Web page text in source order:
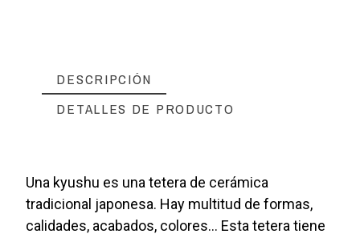
DESCRIPCIÓN
DETALLES DE PRODUCTO
Una kyushu es una tetera de cerámica
tradicional japonesa. Hay multitud de formas,
calidades, acabados, colores... Esta tetera tiene